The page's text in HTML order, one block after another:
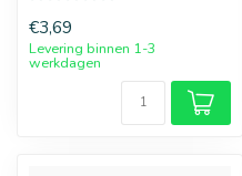
€3,69
Levering binnen 1-3
werkdagen